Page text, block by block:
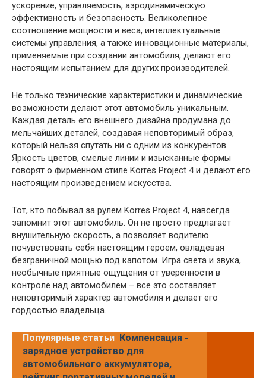
ускорение, управляемость, аэродинамическую
эффективность и безопасность. Великолепное
соотношение мощности и веса, интеллектуальные
системы управления, а также инновационные материалы,
применяемые при создании автомобиля, делают его
настоящим испытанием для других производителей.
Не только технические характеристики и динамические
возможности делают этот автомобиль уникальным.
Каждая деталь его внешнего дизайна продумана до
мельчайших деталей, создавая неповторимый образ,
который нельзя спутать ни с одним из конкурентов.
Яркость цветов, смелые линии и изысканные формы
говорят о фирменном стиле Korres Project 4 и делают его
настоящим произведением искусства.
Тот, кто побывал за рулем Korres Project 4, навсегда
запомнит этот автомобиль. Он не просто предлагает
внушительную скорость, а позволяет водителю
почувствовать себя настоящим героем, овладевая
безграничной мощью под капотом. Игра света и звука,
необычные приятные ощущения от уверенности в
контроле над автомобилем – все это составляет
неповторимый характер автомобиля и делает его
гордостью владельца.
Популярные статьи Компенсация -
зарядное устройство для
автомобильного аккумулятора,